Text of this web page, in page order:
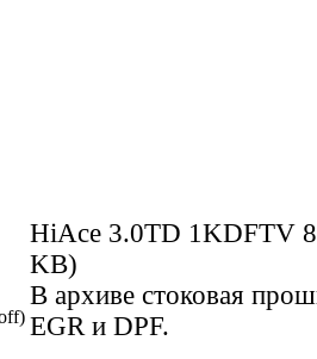
HiAce 3.0TD 1KDFTV
KB)
В архиве стоковая
EGR и DPF.